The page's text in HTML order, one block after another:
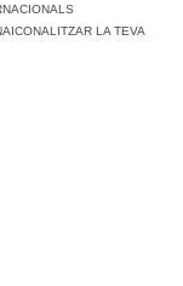
LA TEVA